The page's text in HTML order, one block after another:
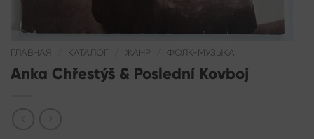
ГЛАВНАЯ КАТАЛОГ ЖАНР ФОЛК-МУЗЫКА
Anka Chřestýš & Poslední Kovboj